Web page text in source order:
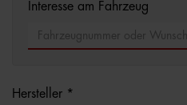
Interesse am Fahrzeug
Hersteller *